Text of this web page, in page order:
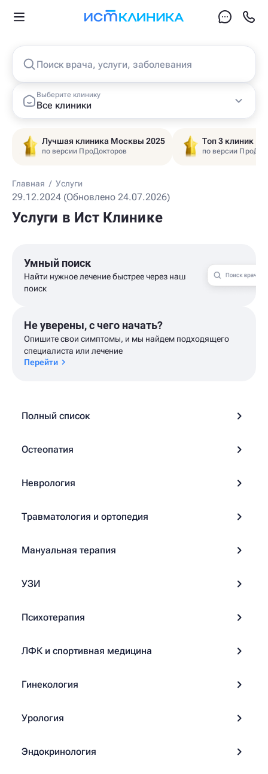
Поиск врача, услуги, заболевания
Выберите клинику
Все клиники
Лучшая клиника Москвы 2025
по версии ПроДокторов
Топ 3 клиник
по версии
Главная / Услуги
29.12.2024 (Обновлено 24.07.2026)
Услуги в Ист Клинике
Умный поиск
Найти нужное лечение быстрее через наш
поиск
Не уверены, с чего начать?
Опишите свои симптомы, и мы найдем подходящего
специалиста или лечение
Перейти
Полный список
Остеопатия
Неврология
Травматология и ортопедия
Мануальная терапия
УЗИ
Психотерапия
ЛФК и спортивная медицина
Гинекология
Урология
Эндокринология